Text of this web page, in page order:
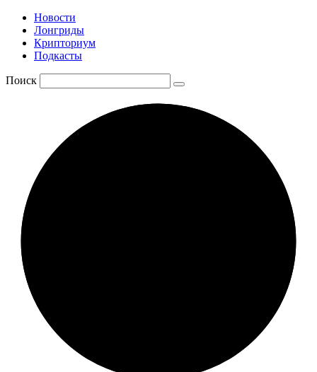
Новости
Лонгриды
Крипториум
Подкасты
Поиск